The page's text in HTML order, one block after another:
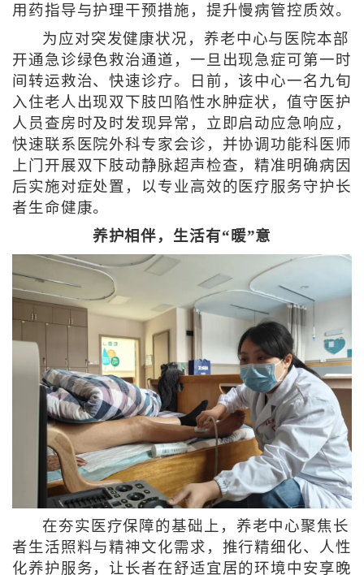
用药指导与护理干预措施，提升慢病管控质效。
为应对突发健康状况，养老中心与医院本部
开通急诊绿色救治通道，一旦出现急症可第一时
间转运救治、快速诊疗。日前，该中心一名九旬
入住老人出现双下肢凹陷性水肿症状，值守医护
人员查房时及时发现异常，立即启动应急响应，
快速联系医院外科专家会诊，并协调功能科医师
上门开展双下肢动静脉超声检查，精准明确病因
后实施对症处置，以专业高效的医疗服务守护长
者生命健康。
养护相伴，生活有“暖”意
在夯实医疗保障的基础上，养老中心聚焦长
者生活照料与精神文化需求，推行精细化、人性
化养护服务，让长者在舒适宜居的环境中安享晚